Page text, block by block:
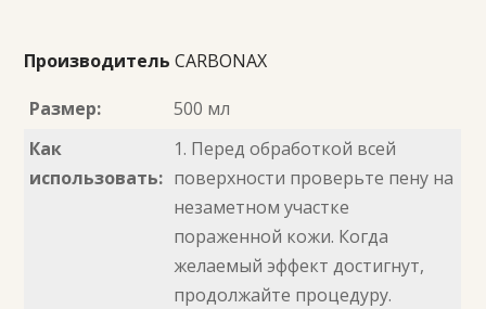
Производитель CARBONAX
Размер:
500 мл
Как
использовать:
1. Перед обработкой всей
поверхности проверьте пену на
незаметном участке
пораженной кожи. Когда
желаемый эффект достигнут,
продолжайте процедуру.